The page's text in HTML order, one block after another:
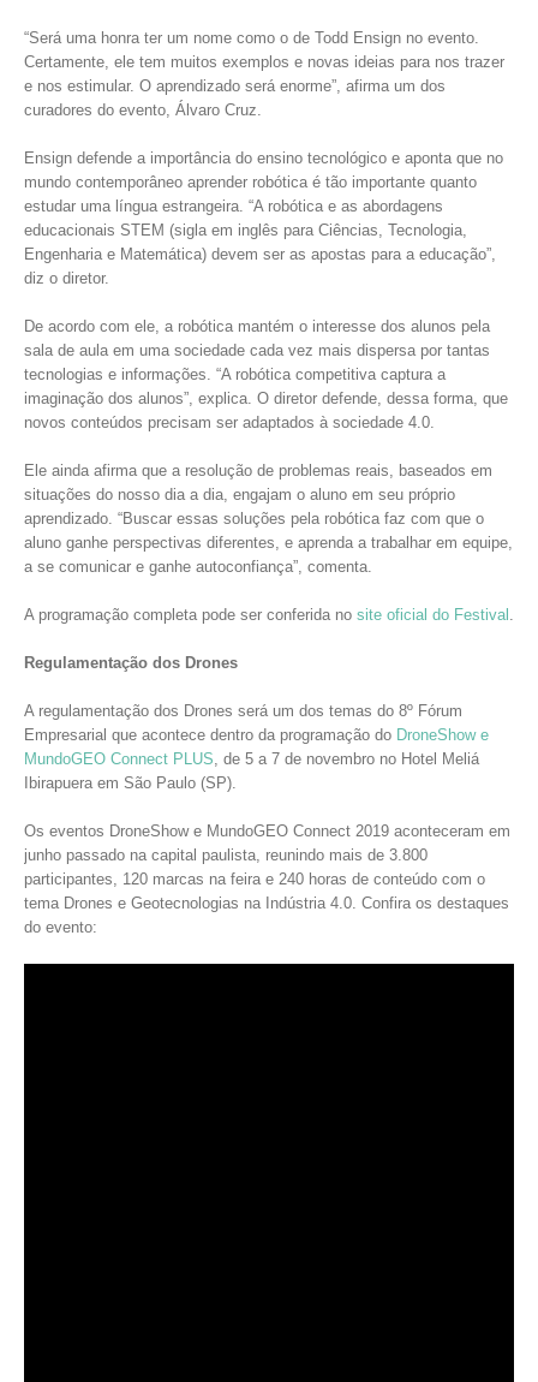
“Será uma honra ter um nome como o de Todd Ensign no evento.
Certamente, ele tem muitos exemplos e novas ideias para nos trazer
e nos estimular. O aprendizado será enorme”, afirma um dos
curadores do evento, Álvaro Cruz.
Ensign defende a importância do ensino tecnológico e aponta que no
mundo contemporâneo aprender robótica é tão importante quanto
estudar uma língua estrangeira. “A robótica e as abordagens
educacionais STEM (sigla em inglês para Ciências, Tecnologia,
Engenharia e Matemática) devem ser as apostas para a educação”,
diz o diretor.
De acordo com ele, a robótica mantém o interesse dos alunos pela
sala de aula em uma sociedade cada vez mais dispersa por tantas
tecnologias e informações. “A robótica competitiva captura a
imaginação dos alunos”, explica. O diretor defende, dessa forma, que
novos conteúdos precisam ser adaptados à sociedade 4.0.
Ele ainda afirma que a resolução de problemas reais, baseados em
situações do nosso dia a dia, engajam o aluno em seu próprio
aprendizado. “Buscar essas soluções pela robótica faz com que o
aluno ganhe perspectivas diferentes, e aprenda a trabalhar em equipe,
a se comunicar e ganhe autoconfiança”, comenta.
A programação completa pode ser conferida no site oficial do Festival .
Regulamentação dos Drones
A regulamentação dos Drones será um dos temas do 8º Fórum
Empresarial que acontece dentro da programação do DroneShow e
MundoGEO Connect PLUS, de 5 a 7 de novembro no Hotel Meliá
Ibirapuera em São Paulo (SP).
Os eventos DroneShow e MundoGEO Connect 2019 aconteceram em
junho passado na capital paulista, reunindo mais de 3.800
participantes, 120 marcas na feira e 240 horas de conteúdo com o
tema Drones e Geotecnologias na Indústria 4.0. Confira os destaques
do evento: